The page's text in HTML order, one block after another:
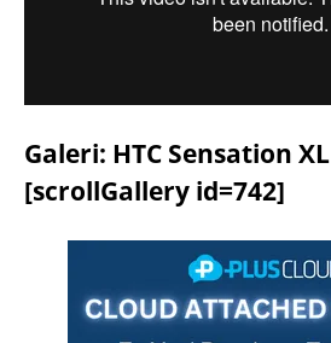
Galeri: HTC Sensation XL
[scrollGallery id=742]